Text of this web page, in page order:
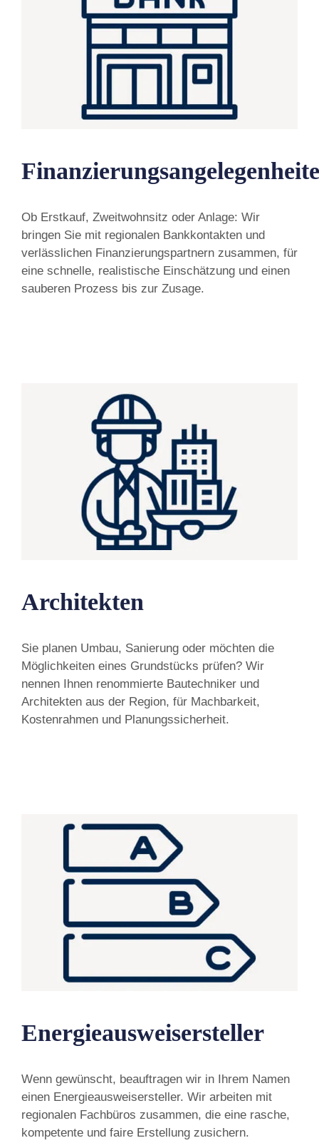
Ob Erstkauf, Zweitwohnsitz oder Anlage: Wir
bringen Sie mit regionalen Bankkontakten und
verlässlichen Finanzierungspartnern zusammen, für
eine schnelle, realistische Einschätzung und einen
sauberen Prozess bis zur Zusage.
Architekten
Sie planen Umbau, Sanierung oder möchten die
Möglichkeiten eines Grundstücks prüfen? Wir
nennen Ihnen renommierte Bautechniker und
Architekten aus der Region, für Machbarkeit,
Kostenrahmen und Planungssicherheit.
Energieausweisersteller
Wenn gewünscht, beauftragen wir in Ihrem Namen
einen Energieausweisersteller. Wir arbeiten mit
regionalen Fachbüros zusammen, die eine rasche,
kompetente und faire Erstellung zusichern.